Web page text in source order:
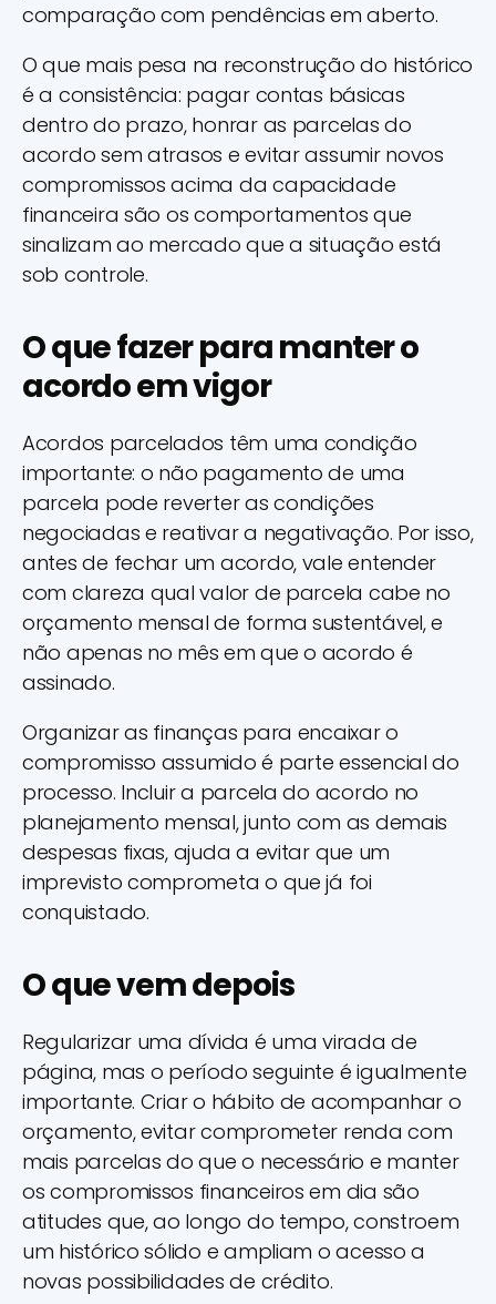
comparação com pendências em aberto.
O que mais pesa na reconstrução do histórico
é a consistência: pagar contas básicas
dentro do prazo, honrar as parcelas do
acordo sem atrasos e evitar assumir novos
compromissos acima da capacidade
financeira são os comportamentos que
sinalizam ao mercado que a situação está
sob controle.
O que fazer para manter o
acordo em vigor
Acordos parcelados têm uma condição
importante: o não pagamento de uma
parcela pode reverter as condições
negociadas e reativar a negativação. Por isso,
antes de fechar um acordo, vale entender
com clareza qual valor de parcela cabe no
orçamento mensal de forma sustentável, e
não apenas no mês em que o acordo é
assinado.
Organizar as finanças para encaixar o
compromisso assumido é parte essencial do
processo. Incluir a parcela do acordo no
planejamento mensal, junto com as demais
despesas fixas, ajuda a evitar que um
imprevisto comprometa o que já foi
conquistado.
O que vem depois
Regularizar uma dívida é uma virada de
página, mas o período seguinte é igualmente
importante. Criar o hábito de acompanhar o
orçamento, evitar comprometer renda com
mais parcelas do que o necessário e manter
os compromissos financeiros em dia são
atitudes que, ao longo do tempo, constroem
um histórico sólido e ampliam o acesso a
novas possibilidades de crédito.